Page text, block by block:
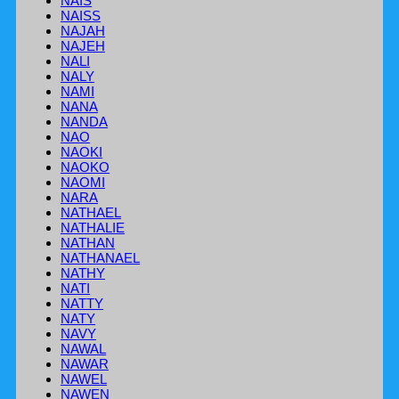
NAISS
NAJAH
NAJEH
NALI
NALY
NAMI
NANA
NANDA
NAO
NAOKI
NAOKO
NAOMI
NARA
NATHAEL
NATHALIE
NATHAN
NATHANAEL
NATHY
NATI
NATTY
NATY
NAVY
NAWAL
NAWAR
NAWEL
NAWEN